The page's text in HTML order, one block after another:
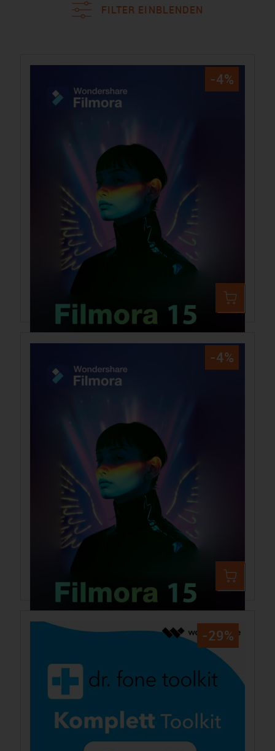
FILTER EINBLENDEN
-4%
Wondershare Filmora 15 Mac
79,99 €83,99 €
-4%
Wondershare Filmora 15 Windows
79,99 €83,99 €
-29%